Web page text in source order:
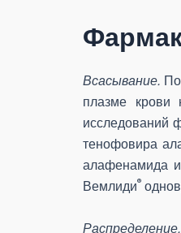
Всасывание.
плазме крови
исследований
тенофовира
алафенамида
Вемлиди®
Распределение.